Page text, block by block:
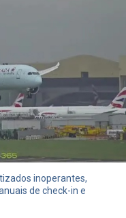
inoperantes,
de check-in e